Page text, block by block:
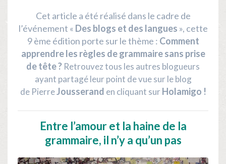
Cet article a été réalisé dans le cadre de
l’événement « Des blogs et des langues », cette
9 ème édition porte sur le thème : Comment
apprendre les règles de grammaire sans prise
de tête ? Retrouvez tous les autres blogueurs
ayant partagé leur point de vue sur le blog
de PierreJousserand en cliquant sur Holamigo !
Entre l’amour et la haine de la
grammaire, il n’y a qu’un pas